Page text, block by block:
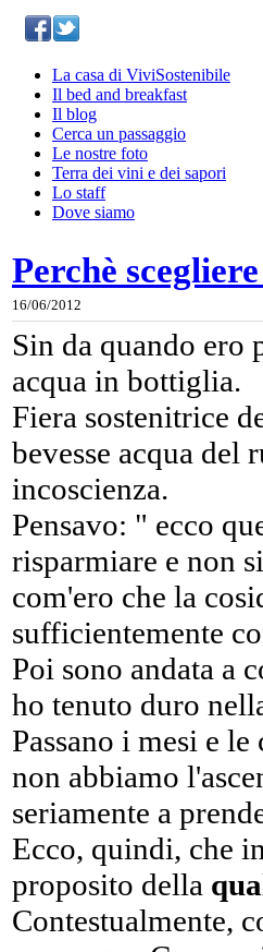
La casa di ViviSostenibile
Il bed and breakfast
Il blog
Cerca un passaggio
Le nostre foto
Terra dei vini e dei sapori
Lo staff
Dove siamo
Perchè
16/06/2012
Sin da quando ero
acqua in bottiglia.
Fiera sostenitrice
bevesse acqua del
incoscienza.
Pensavo: " ecco
risparmiare e non
com'ero che la
sufficientemente
Poi sono andata a
ho tenuto duro
Passano i mesi e
non abbiamo
seriamente a
Ecco, quindi, che
proposito della
Contestualmente,